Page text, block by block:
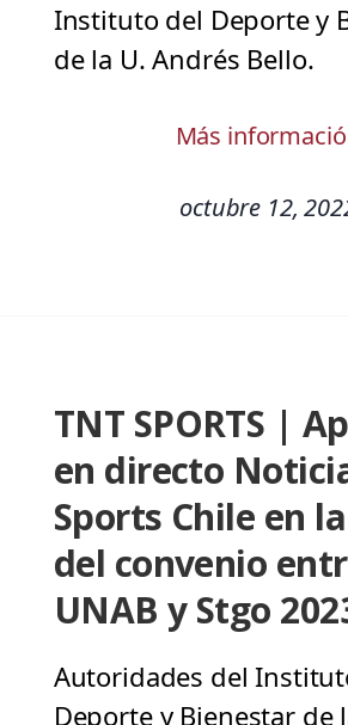
Instituto del Deporte y
de la U. Andrés Bello.
Más
octubre 12,
TNT SPORTS |
en directo
Sports Chile en
del convenio
UNAB y Stgo
Autoridades del
Deporte y Bienestar de